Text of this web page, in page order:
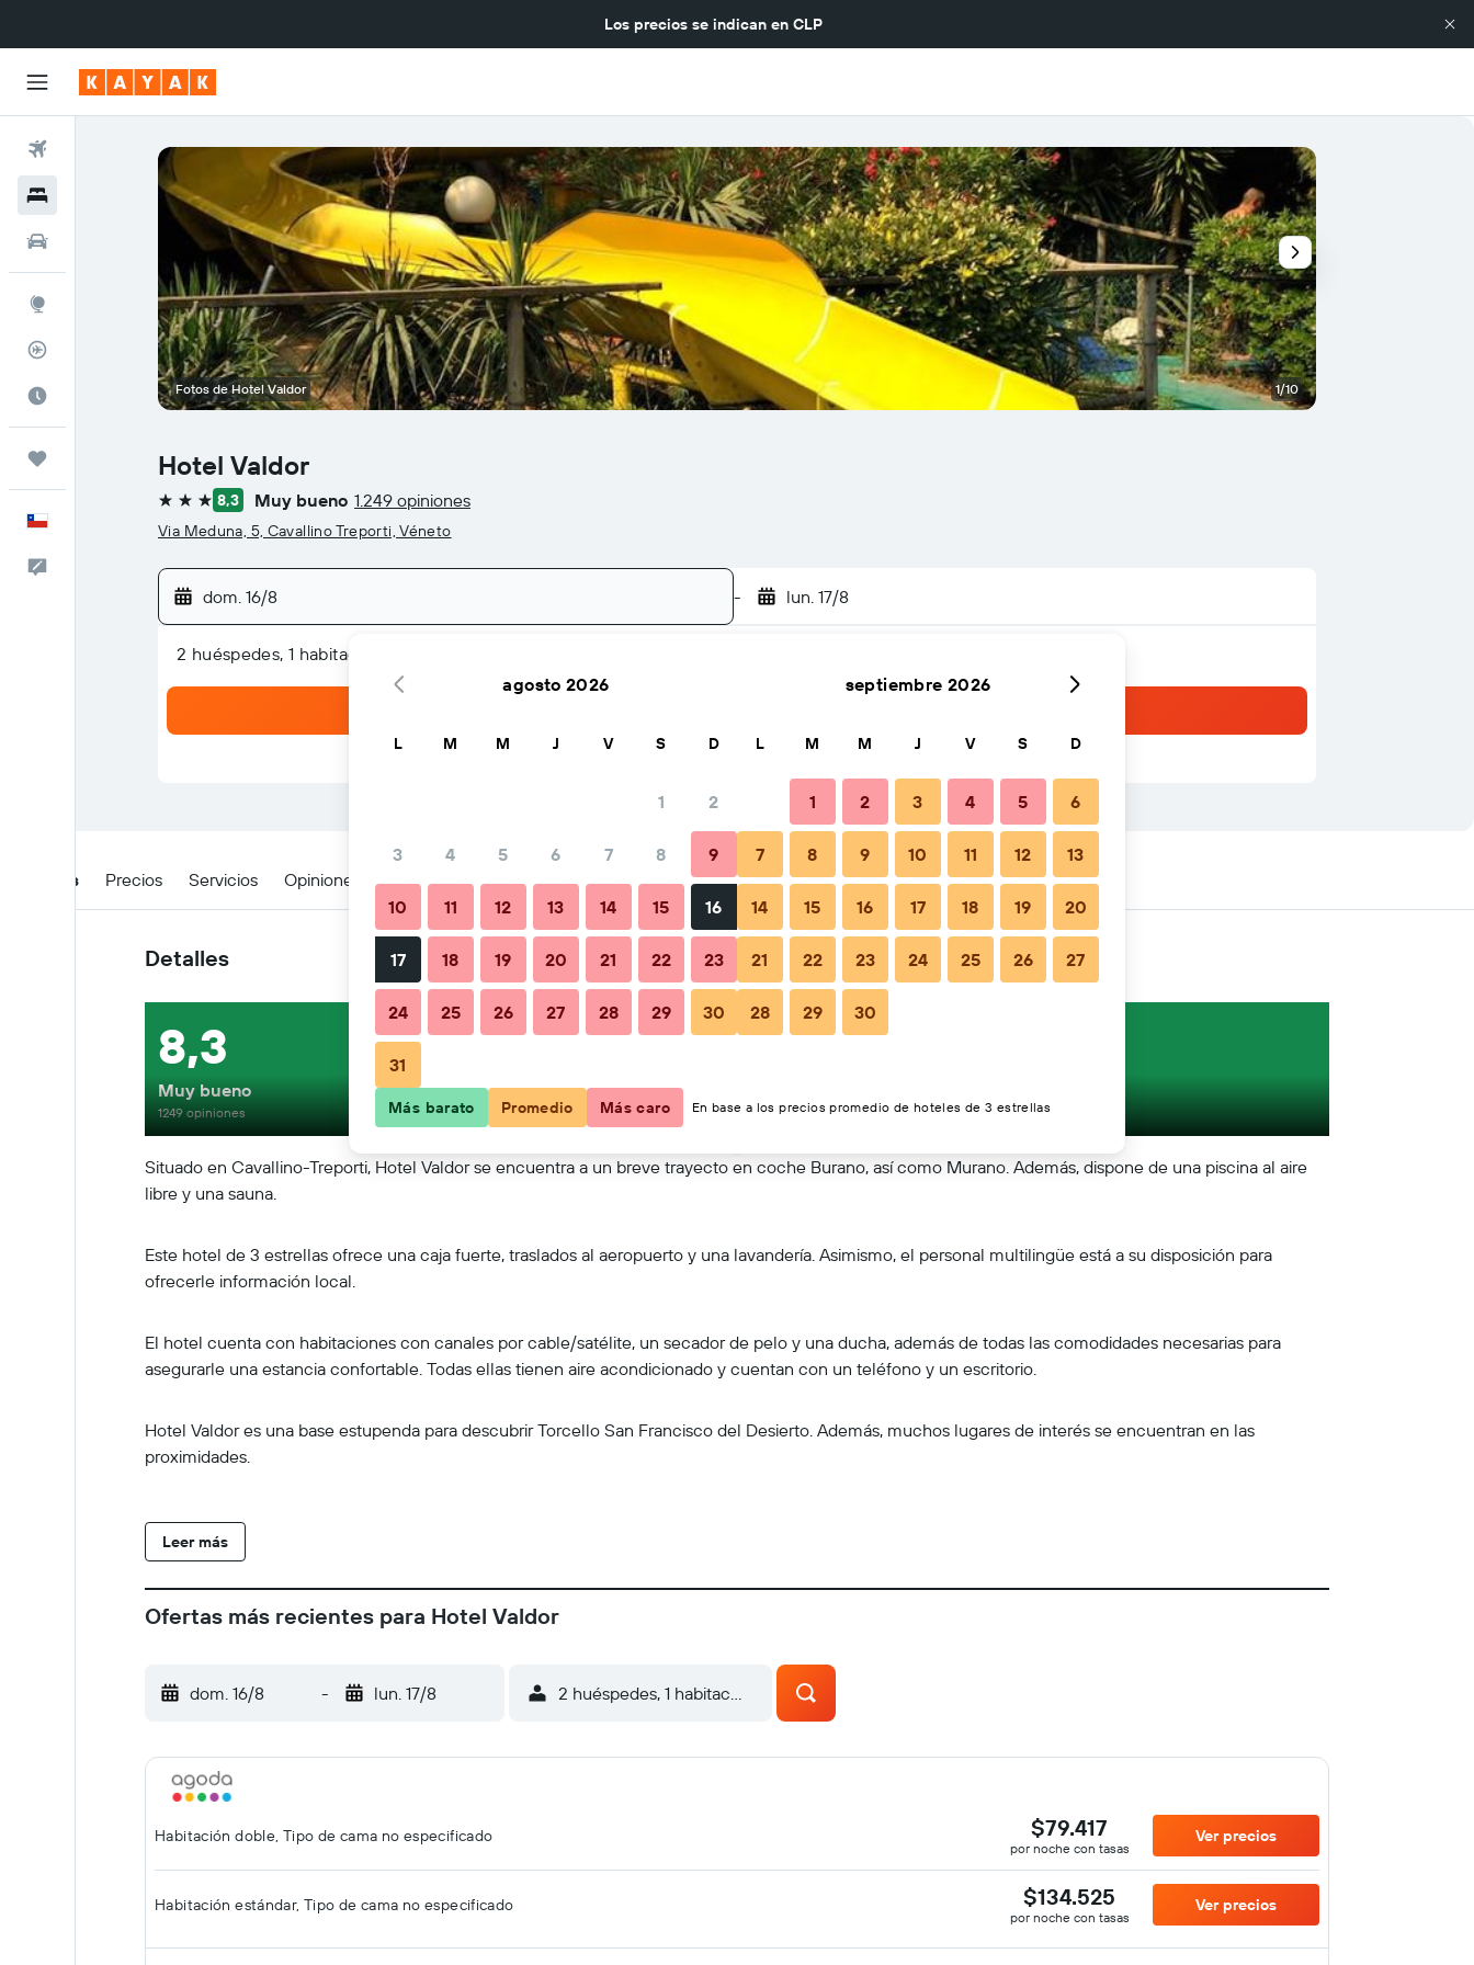
Los precios se indican en CLP
Comentarios
Hotel Valdor
3 estrellas
8,3 Muy bueno 1.249 opiniones
Via Meduna, 5, Cavallino Treporti, Véneto
dom. 16/8 - lun. 17/8
2 huéspedes, 1 habitación
Fotos de Hotel Valdor 1/10
Detalles Precios Servicios Opiniones Ubicación Consejos y preguntas frecuentes Alojamientos cercanos
Detalles
Situado en Cavallino-Treporti, Hotel Valdor se encuentra a un breve trayecto en coche Burano, así como Murano. Además, dispone de una piscina al aire
libre y una sauna.
Este hotel de 3 estrellas ofrece una caja fuerte, traslados al aeropuerto y una lavandería. Asimismo, el personal multilingüe está a su disposición para
ofrecerle información local.
El hotel cuenta con habitaciones con canales por cable/satélite, un secador de pelo y una ducha, además de todas las comodidades necesarias para
asegurarle una estancia confortable. Todas ellas tienen aire acondicionado y cuentan con un teléfono y un escritorio.
Hotel Valdor es una base estupenda para descubrir Torcello San Francisco del Desierto. Además, muchos lugares de interés se encuentran en las
proximidades.
Leer más
8,3
Muy bueno
1249 opiniones
Ofertas más recientes para Hotel Valdor
dom. 16/8 - lun. 17/8 2 huéspedes, 1 habitación
Habitación doble, Tipo de cama no especificado $79.417
por noche con tasas
Ver precios
Habitación estándar, Tipo de cama no especificado $134.525
por noche con tasas
Ver precios
agosto 2026
L M M J V S D
1 2
3 4 5 6 7 8 9
10 11 12 13 14 15 16
17 18 19 20 21 22 23
24 25 26 27 28 29 30
31
septiembre 2026
L M M J V S D
1 2 3 4 5 6
7 8 9 10 11 12 13
14 15 16 17 18 19 20
21 22 23 24 25 26 27
28 29 30
Más barato Promedio Más caro En base a los precios promedio de hoteles de 3 estrellas